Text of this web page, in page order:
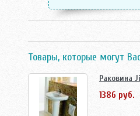
Товары, которые могут
Раковина
1386 руб.